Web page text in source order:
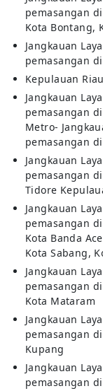
pemasangan
Kota Bontang,
Jangkauan
pemasangan
Kepulauan
Jangkauan
pemasangan
Metro-
pemasangan
Jangkauan
pemasangan
Tidore
Jangkauan
pemasangan
Kota Banda
Kota Sabang,
Jangkauan
pemasangan
Kota Mataram
Jangkauan
pemasangan
Kupang
Jangkauan
pemasangan